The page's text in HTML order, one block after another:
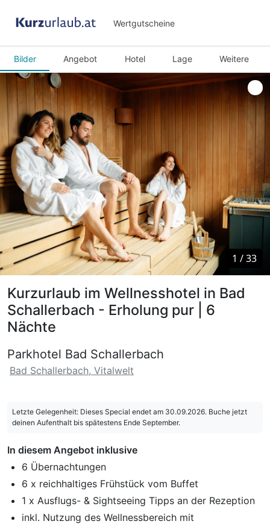
Wertgutscheine
Bilder Angebot Hotel Lage Weitere
Kurzurlaub im Wellnesshotel in Bad
Schallerbach - Erholung pur | 6
Nächte
Parkhotel Bad Schallerbach
Bad Schallerbach, Vitalwelt
1 /33
1 /33
Letzte Gelegenheit: Dieses Special endet am 30.09.2026. Buche jetzt
deinen Aufenthalt bis spätestens Ende September.
In diesem Angebot inklusive
6 Übernachtungen
6 x reichhaltiges Frühstück vom Buffet
1 x Ausflugs- & Sightseeing Tipps an der Rezeption
inkl. Nutzung des Wellnessbereich mit